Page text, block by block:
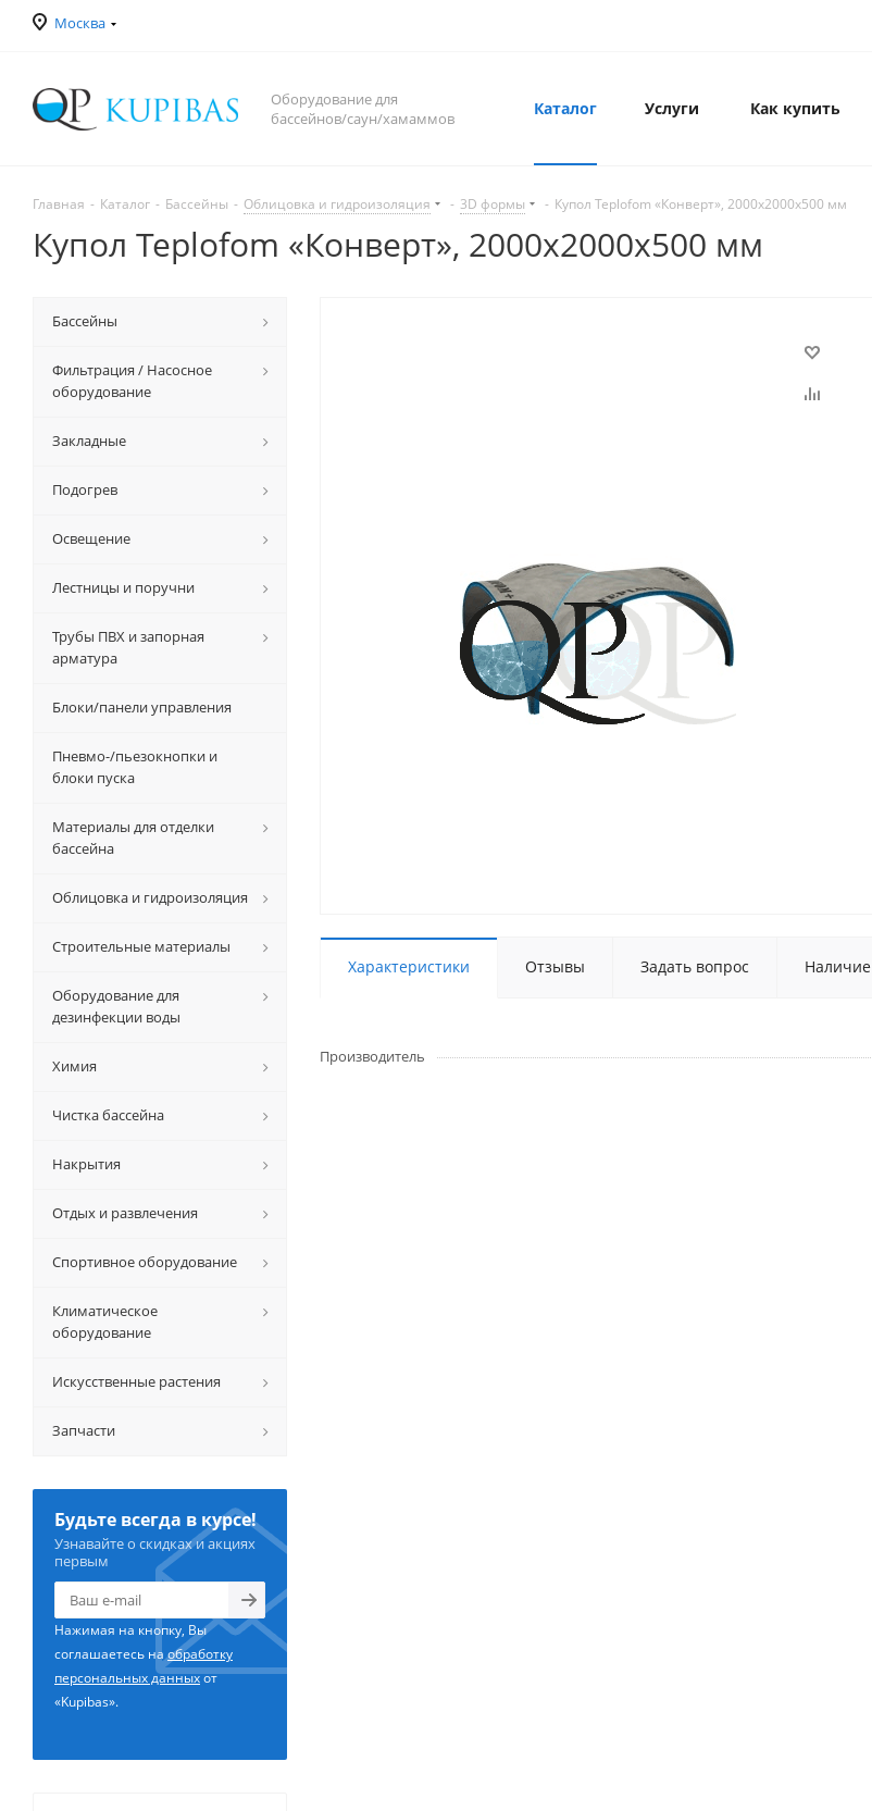
Москва
Оборудование для
бассейнов/саун/хамаммов
Каталог Услуги Как купить
Главная - Каталог - Бассейны - Облицовка и гидроизоляция - 3D формы - Купол Teplofom «Конверт», 2000х2000х500 мм
Купол Teplofom «Конверт», 2000х2000х500 мм
Характеристики Отзывы Задать вопрос Наличие
Производитель
Бассейны
Фильтрация / Насосное
оборудование
Закладные
Подогрев
Освещение
Лестницы и поручни
Трубы ПВХ и запорная
арматура
Блоки/панели управления
Пневмо-/пьезокнопки и
блоки пуска
Материалы для отделки
бассейна
Облицовка и гидроизоляция
Строительные материалы
Оборудование для
дезинфекции воды
Химия
Чистка бассейна
Накрытия
Отдых и развлечения
Спортивное оборудование
Климатическое
оборудование
Искусственные растения
Запчасти
Будьте всегда в курсе!
Узнавайте о скидках и акциях
первым
Нажимая на кнопку, Вы
соглашаетесь наобработку
персональных данныхот
«Kupibas».